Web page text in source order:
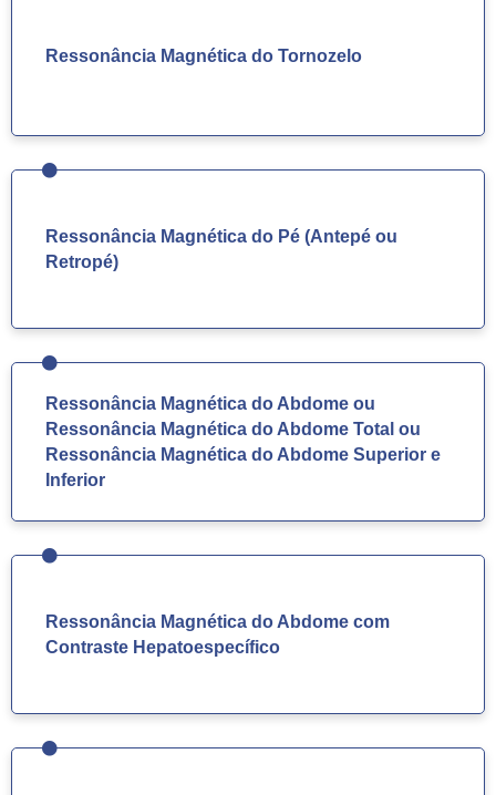
Ressonância Magnética do Tornozelo
Ressonância Magnética do Pé (Antepé ou
Retropé)
Ressonância Magnética do Abdome ou
Ressonância Magnética do Abdome Total ou
Ressonância Magnética do Abdome Superior e
Inferior
Ressonância Magnética do Abdome com
Contraste Hepatoespecífico